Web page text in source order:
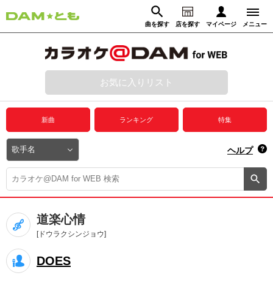
曲を探す 店を探す マイページ メニュー
動画からさがす 録音からさがす
ログイン
プレミアムサービス
DAM★とも動画
DAM★とも録音
カラオケ＠DAM
ユーザー検索
キャンペーン
お気に入りリスト
新曲 ランキング 特集
ヘルプ
道楽心情
[ドウラクシンジョウ]
DOES